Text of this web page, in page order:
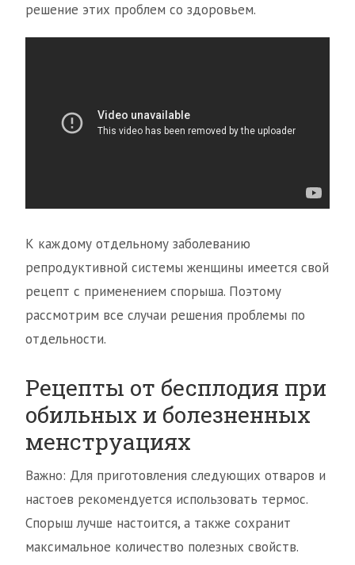
решение этих проблем со здоровьем.
К каждому отдельному заболеванию
репродуктивной системы женщины имеется свой
рецепт с применением спорыша. Поэтому
рассмотрим все случаи решения проблемы по
отдельности.
Рецепты от бесплодия при
обильных и болезненных
менструациях
Важно: Для приготовления следующих отваров и
настоев рекомендуется использовать термос.
Спорыш лучше настоится, а также сохранит
максимальное количество полезных свойств.